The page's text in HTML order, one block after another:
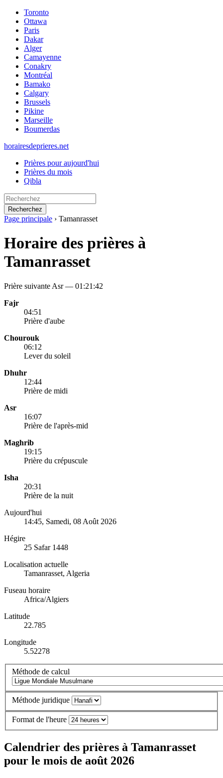
Toronto
Ottawa
Paris
Dakar
Alger
Camayenne
Conakry
Montréal
Bamako
Calgary
Brussels
Pikine
Marseille
Boumerdas
horairesdeprieres.net
Prières pour aujourd'hui
Prières du mois
Qibla
Recherchez
Page principale › Tamanrasset
Horaire des prières à
Tamanrasset
Prière suivante Asr — 01:21:42
Fajr
04:51
Prière d'aube
Chourouk
06:12
Lever du soleil
Dhuhr
12:44
Prière de midi
Asr
16:07
Prière de l'après-mid
Maghrib
19:15
Prière du crépuscule
Isha
20:31
Prière de la nuit
Aujourd'hui
14:45, Samedi, 08 Août 2026
Hégire
25 Safar 1448
Localisation actuelle
Tamanrasset, Algeria
Fuseau horaire
Africa/Algiers
Latitude
22.785
Longitude
5.52278
Méthode de calcul
Méthode juridique
Format de l'heure
Calendrier des prières à Tamanrasset
pour le mois de août 2026